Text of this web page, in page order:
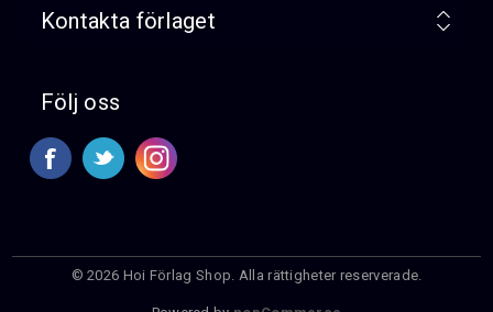
Kontakta förlaget
Följ oss
© 2026 Hoi Förlag Shop. Alla rättigheter reserverade.